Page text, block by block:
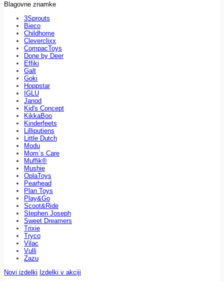
Blagovne znamke
3Sprouts
Bieco
Childhome
Cleverclixx
CompacToys
Done by Deer
Effiki
Galt
Goki
Hoppstar
IGLU
Janod
Kid's Concept
KikkaBoo
Kinderfeets
Lilliputiens
Little Dutch
Modu
Mom`s Care
Muffik®
Mushie
OplaToys
Pearhead
Plan Toys
Play&Go
Scoot&Ride
Stephen Joseph
Sweet Dreamers
Trixie
Tryco
Vilac
Vulli
Zazu
Novi izdelki Izdelki v akciji